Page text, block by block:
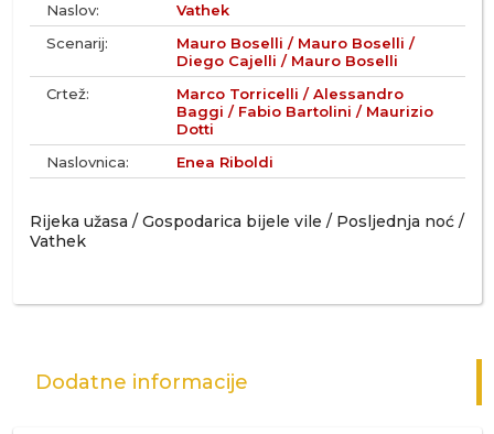
Naslov:
Vathek
Scenarij:
Mauro Boselli / Mauro Boselli /
Diego Cajelli / Mauro Boselli
Crtež:
Marco Torricelli / Alessandro
Baggi / Fabio Bartolini / Maurizio
Dotti
Naslovnica:
Enea Riboldi
Rijeka užasa / Gospodarica bijele vile / Posljednja noć /
Vathek
Dodatne informacije